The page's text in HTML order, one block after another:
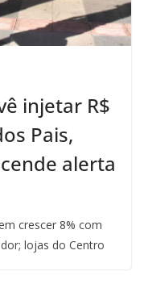
injetar R$
Pais,
alerta
crescer 8% com
lojas do Centro